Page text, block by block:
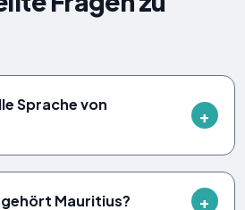
Sprache von
Mauritius?